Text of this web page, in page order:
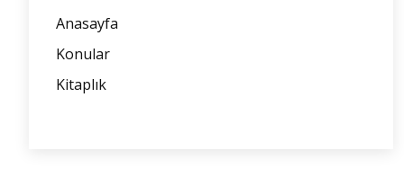
Anasayfa
Konular
Kitaplık